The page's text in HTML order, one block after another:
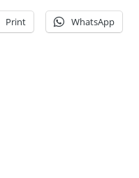
Print WhatsApp